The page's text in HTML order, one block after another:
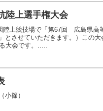
陸上選手権大会
陸上競技場で「第67回 広島県高
とさせていただきます。）この
大会です。.....
小篠）